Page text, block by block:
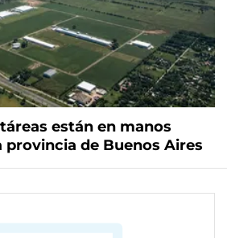
están en manos
provincia de Buenos Aires